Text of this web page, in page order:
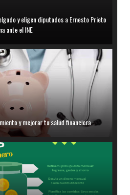
y eligen diputados a Ernesto Prieto
ante el INE
y mejorar tu salud financiera